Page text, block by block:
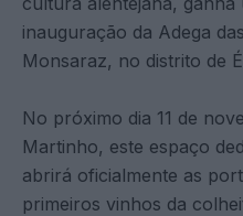
inauguração da Adega
Monsaraz, no distrito de
No próximo dia 11 de
Martinho, este espaço
abrirá oficialmente as
primeiros vinhos da